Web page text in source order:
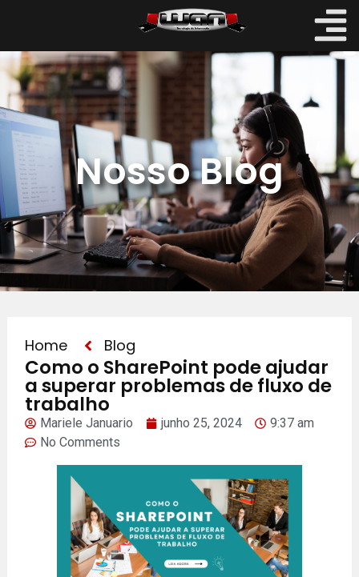
Nosso Blog
Home Blog
Como o SharePoint pode ajudar
a superar problemas de fluxo de
trabalho
Mariele Januario junho 25, 2024
9:37 am
No Comments